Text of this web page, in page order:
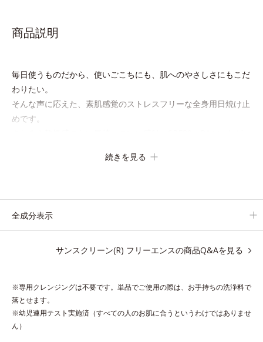
商品説明
毎日使うものだから、使いごこちにも、肌へのやさしさにもこだ
わりたい。
そんな声に応えた、素肌感覚のストレスフリーな全身用日焼け止
めです。
敏感ぎみな肌の方もお子様にも安心の、やさしい使いごこちで
セントパウダー配合＝紫外線〔UV-A･B〕散乱剤●立体スキンベール
※アレルギーテスト済＝全ての方にアレルギーが起こらないという
ことではありません。
続きを見る
全成分表示
サンスクリーン(R) フリーエンスの商品Q&Aを見る
※専用クレンジングは不要です。単品でご使用の際は、お手持ちの洗浄料で
落とせます。
※幼児連用テスト実施済（すべての人のお肌に合うというわけではありませ
ん）